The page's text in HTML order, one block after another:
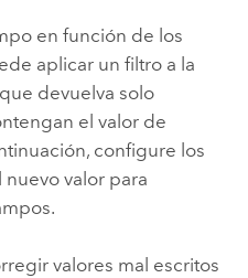
en función de los
aplicar un filtro a la
devuelva solo
el valor de
configure los
valor para
valores mal escritos